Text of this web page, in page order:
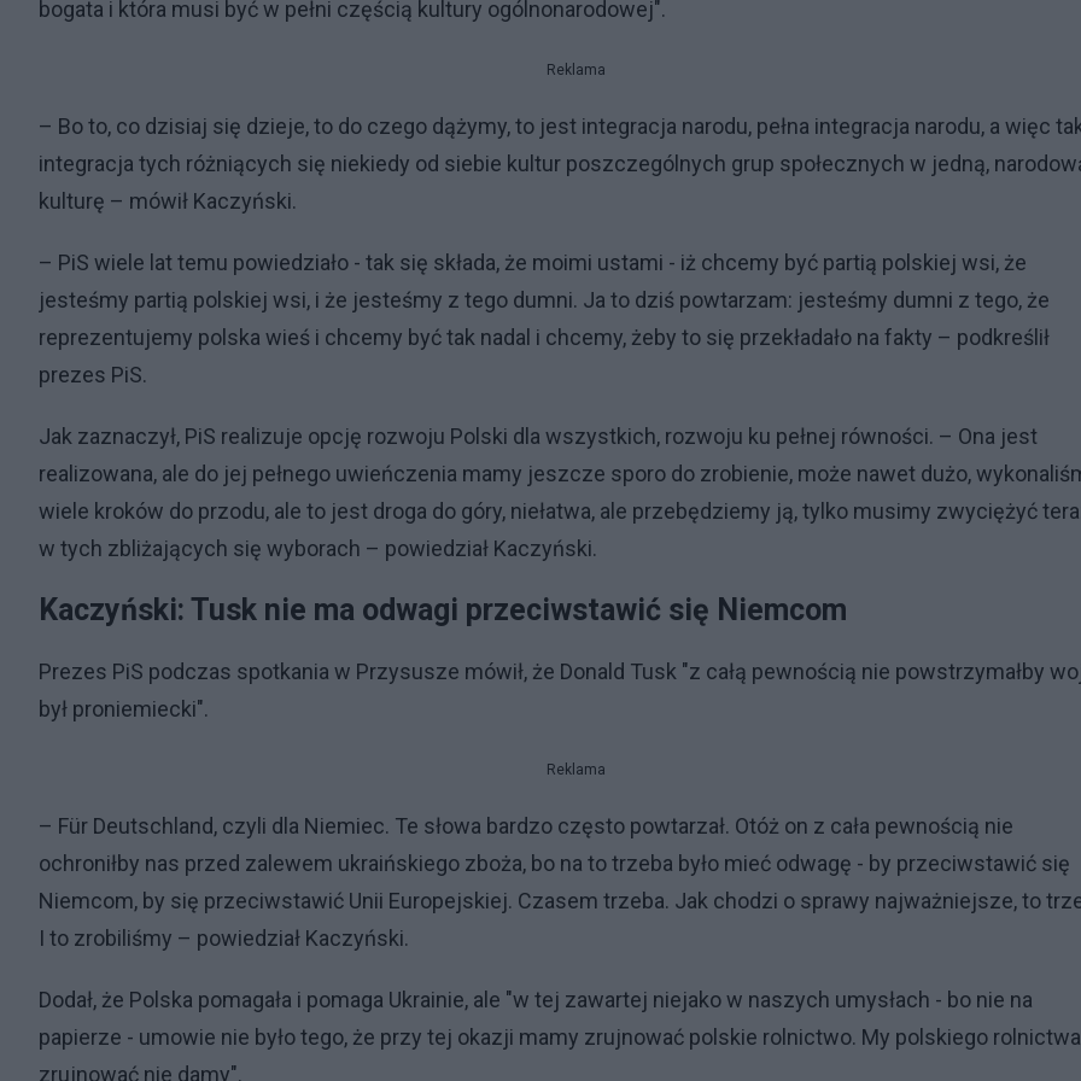
bogata i która musi być w pełni częścią kultury ogólnonarodowej".
Reklama
– Bo to, co dzisiaj się dzieje, to do czego dążymy, to jest integracja narodu, pełna integracja narodu, a więc
integracja tych różniących się niekiedy od siebie kultur poszczególnych grup społecznych w jedną,
kulturę – mówił Kaczyński.
– PiS wiele lat temu powiedziało - tak się składa, że moimi ustami - iż chcemy być partią polskiej wsi, że
jesteśmy partią polskiej wsi, i że jesteśmy z tego dumni. Ja to dziś powtarzam: jesteśmy dumni z tego, że
reprezentujemy polska wieś i chcemy być tak nadal i chcemy, żeby to się przekładało na fakty – podkreślił
prezes PiS.
Jak zaznaczył, PiS realizuje opcję rozwoju Polski dla wszystkich, rozwoju ku pełnej równości. – Ona jest
realizowana, ale do jej pełnego uwieńczenia mamy jeszcze sporo do zrobienie, może nawet dużo,
wiele kroków do przodu, ale to jest droga do góry, niełatwa, ale przebędziemy ją, tylko musimy zwyciężyć
w tych zbliżających się wyborach – powiedział Kaczyński.
Kaczyński: Tusk nie ma odwagi przeciwstawić się Niemcom
Prezes PiS podczas spotkania w Przysusze mówił, że Donald Tusk "z całą pewnością nie powstrzymałby
był proniemiecki".
Reklama
– Für Deutschland, czyli dla Niemiec. Te słowa bardzo często powtarzał. Otóż on z cała pewnością nie
ochroniłby nas przed zalewem ukraińskiego zboża, bo na to trzeba było mieć odwagę - by przeciwstawić się
Niemcom, by się przeciwstawić Unii Europejskiej. Czasem trzeba. Jak chodzi o sprawy najważniejsze, to
I to zrobiliśmy – powiedział Kaczyński.
Dodał, że Polska pomagała i pomaga Ukrainie, ale "w tej zawartej niejako w naszych umysłach - bo nie na
papierze - umowie nie było tego, że przy tej okazji mamy zrujnować polskie rolnictwo. My polskiego rolnictwa
zrujnować nie damy".